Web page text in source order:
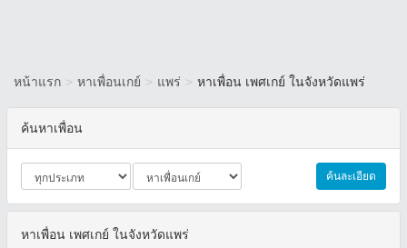
หน้าแรก > หาเพื่อนเกย์ > แพร่ > หาเพื่อน เพศเกย์ ในจังหวัดแพร่
ค้นหาเพื่อน
ค้นละเอียด
หาเพื่อน เพศเกย์ ในจังหวัดแพร่